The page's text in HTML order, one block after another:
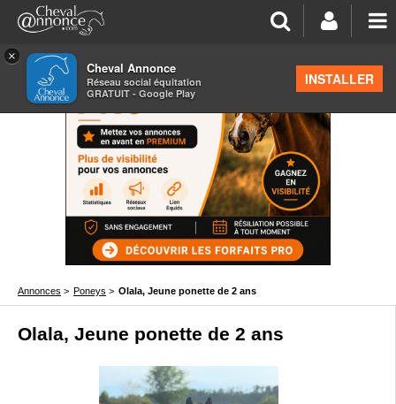
×
Cheval Annonce
Réseau social équitation
GRATUIT - Google Play
INSTALLER
Annonces > Poneys > Olala, Jeune ponette de 2 ans
Olala, Jeune ponette de 2 ans